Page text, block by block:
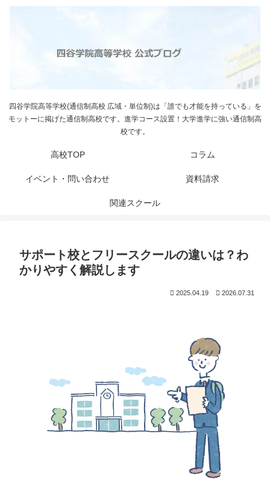
四谷学院高等学校(通信制高校 広域・単位制)は「誰でも才能を持っている」を
モットーに掲げた通信制高校です。進学コース設置！大学進学に強い通信制高
校です。
高校TOP コラム
イベント・問い合わせ 資料請求
関連スクール
サポート校とフリースクールの違いは？わ
かりやすく解説します
2025.04.19 2026.07.31